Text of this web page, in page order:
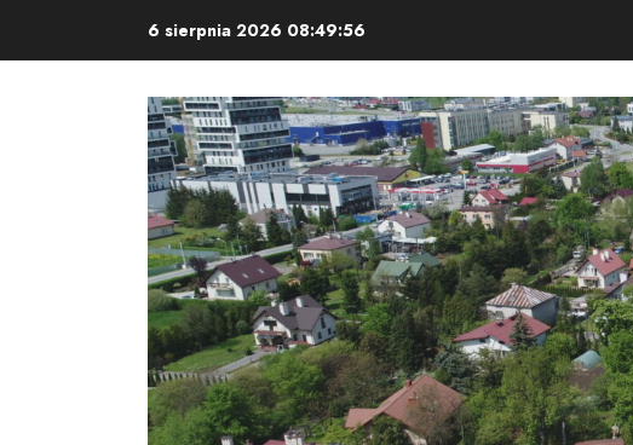
6 sierpnia 2026 08:49:57